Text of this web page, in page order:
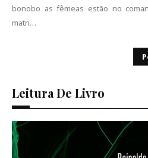
bonobo as fêmeas estão no
matri…
Leitura De Livro